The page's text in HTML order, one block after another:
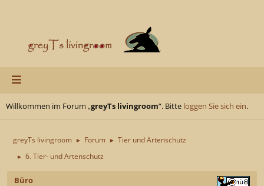
Willkommen im Forum „greyTs livingroom“. Bitte loggen Sie sich ein.
greyTs livingroom ► Forum ► Tier und Artenschutz
► 6. Tier- und Artenschutz
Büro